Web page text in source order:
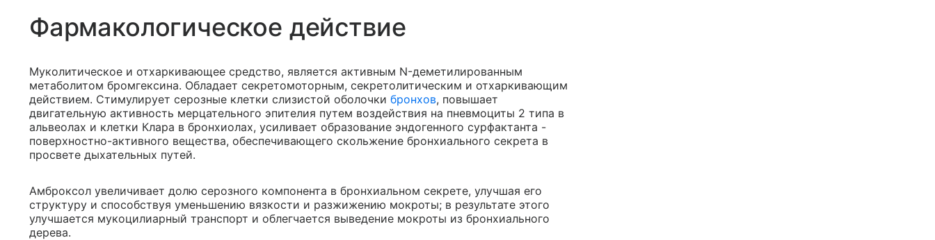
Фармакологическое действие
Муколитическое и отхаркивающее средство, является активным N-деметилированным
метаболитом бромгексина. Обладает секретомоторным, секретолитическим и отхаркивающим
действием. Стимулирует серозные клетки слизистой оболочки бронхов, повышает
двигательную активность мерцательного эпителия путем воздействия на пневмоциты 2 типа в
альвеолах и клетки Клара в бронхиолах, усиливает образование эндогенного сурфактанта -
поверхностно-активного вещества, обеспечивающего скольжение бронхиального секрета в
просвете дыхательных путей.
Амброксол увеличивает долю серозного компонента в бронхиальном секрете, улучшая его
структуру и способствуя уменьшению вязкости и разжижению мокроты; в результате этого
улучшается мукоцилиарный транспорт и облегчается выведение мокроты из бронхиального
дерева.